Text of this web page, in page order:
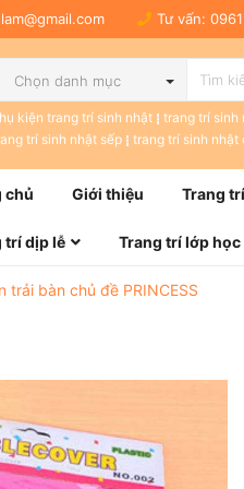
Tư vấn:
Chọn danh mục
kiện trang trí sinh nhật trang trí sinh
trí sinh nhật sếp
trang trí sinh nhật
chủ Giới thiệu Trang
trí dịp lễ Trang trí lớp học
trải bàn chủ đề PRINCESS